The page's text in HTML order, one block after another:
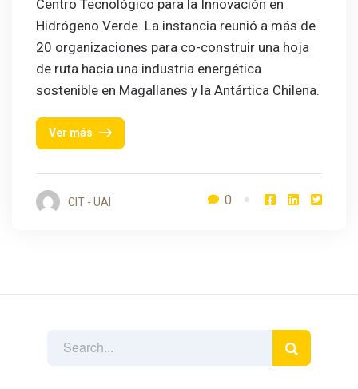
Centro Tecnológico para la Innovación en
Hidrógeno Verde. La instancia reunió a más de
20 organizaciones para co-construir una hoja
de ruta hacia una industria energética
sostenible en Magallanes y la Antártica Chilena.
Ver más
CIT - UAI 0